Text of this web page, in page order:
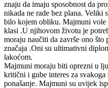
znaju da imaju sposobnost da
nikada ne rade bez plana.
bilo kojem obliku. Majmuni
klasi .U njihovom životu je
moraju naučiti da završe ono
značaja .Oni su ultimativni
lakoćom.
Majmuni moraju biti oprezni u
kritični i gube interes za
ponašanje. Majmuni su uvijek